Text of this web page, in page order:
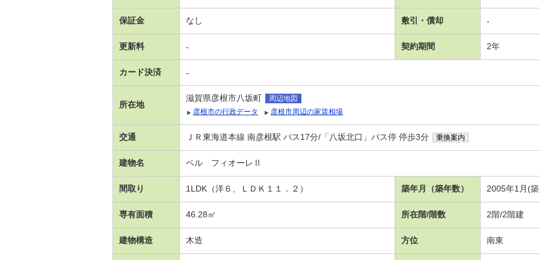
保証金 なし 敷引・償却 -
更新料 - 契約期間 2年
カード決済 -
所在地
滋賀県彦根市八坂町
周辺地図
彦根市の行政データ
彦根市周辺の家賃相場
交通 ＪＲ東海道本線 南彦根駅 バス17分/「八坂北口」バス停 停歩3分 乗換案内
建物名 ベル フィオーレⅡ
間取り 1LDK（洋６、ＬＤＫ１１．２） 築年月（築年数） 2005年1月(
専有面積 46.28㎡ 所在階/階数 2階/2階建
建物構造 木造 方位 南東